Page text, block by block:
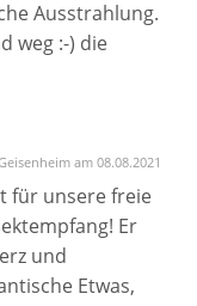
Etwas,
In der
und hat sogar
großen
von seiner
Attila, Köln am 17.06.2019
turned it